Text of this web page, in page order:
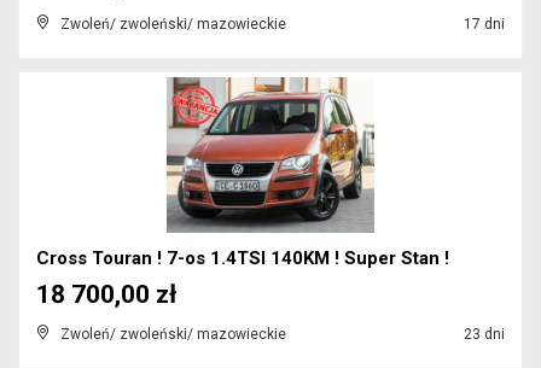
Zwoleń/ zwoleński/ mazowieckie 17 dni
Cross Touran ! 7-os 1.4TSI 140KM ! Super Stan !
Zwoleń/ zwoleński/ mazowieckie 23 dni
18 700,00 zł